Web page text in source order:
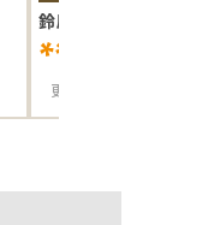
鈴鹿市＊＊＊＊
****
更新日：